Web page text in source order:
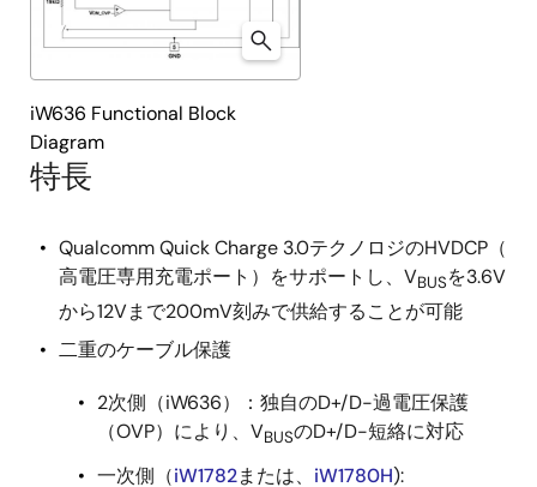
特長
Qualcomm Quick Charge 3.0テクノロジのHVDCP（
高電圧専用充電ポート）をサポートし、VBUSを3.6V
から12Vまで200mV刻みで供給することが可能
二重のケーブル保護
2次側（iW636）：独自のD+/D-過電圧保護
（OVP）により、VBUSのD+/D-短絡に対応
一次側（iW1782または、 iW1780H):
iW636 Functional Block
Diagram